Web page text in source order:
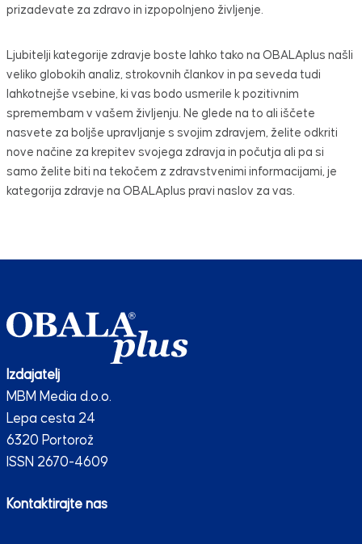
prizadevate za zdravo in izpopolnjeno življenje.
Ljubitelji kategorije zdravje boste lahko tako na OBALAplus našli
veliko globokih analiz, strokovnih člankov in pa seveda tudi
lahkotnejše vsebine, ki vas bodo usmerile k pozitivnim
spremembam v vašem življenju. Ne glede na to ali iščete
nasvete za boljše upravljanje s svojim zdravjem, želite odkriti
nove načine za krepitev svojega zdravja in počutja ali pa si
samo želite biti na tekočem z zdravstvenimi informacijami, je
kategorija zdravje na OBALAplus pravi naslov za vas.
Izdajatelj
MBM Media d.o.o.
Lepa cesta 24
6320 Portorož
ISSN 2670-4609
Kontaktirajte nas